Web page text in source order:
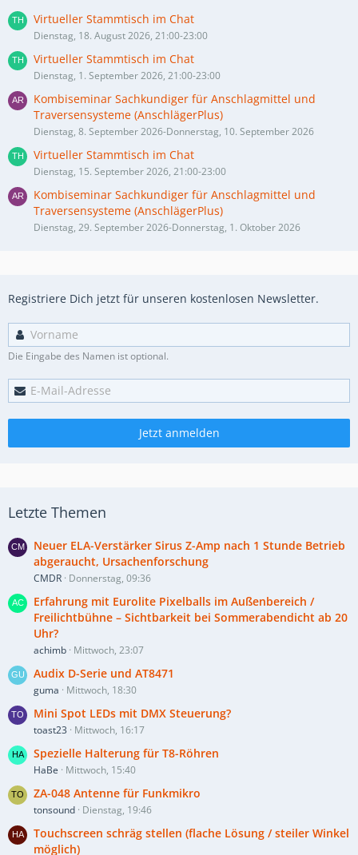
Virtueller Stammtisch im Chat
Dienstag, 18. August 2026, 21:00-23:00
Virtueller Stammtisch im Chat
Dienstag, 1. September 2026, 21:00-23:00
Kombiseminar Sachkundiger für Anschlagmittel und
Traversensysteme (AnschlägerPlus)
Dienstag, 8. September 2026-Donnerstag, 10. September 2026
Virtueller Stammtisch im Chat
Dienstag, 15. September 2026, 21:00-23:00
Kombiseminar Sachkundiger für Anschlagmittel und
Traversensysteme (AnschlägerPlus)
Dienstag, 29. September 2026-Donnerstag, 1. Oktober 2026
Registriere Dich jetzt für unseren kostenlosen Newsletter.
Die Eingabe des Namen ist optional.
Jetzt anmelden
Letzte Themen
Neuer ELA-Verstärker Sirus Z-Amp nach 1 Stunde Betrieb
abgeraucht, Ursachenforschung
CMDR Donnerstag, 09:36
Erfahrung mit Eurolite Pixelballs im Außenbereich /
Freilichtbühne – Sichtbarkeit bei Sommerabendicht ab 20
Uhr?
achimb Mittwoch, 23:07
Audix D-Serie und AT8471
guma Mittwoch, 18:30
Mini Spot LEDs mit DMX Steuerung?
toast23 Mittwoch, 16:17
Spezielle Halterung für T8-Röhren
HaBe Mittwoch, 15:40
ZA-048 Antenne für Funkmikro
tonsound Dienstag, 19:46
Touchscreen schräg stellen (flache Lösung / steiler Winkel
möglich)